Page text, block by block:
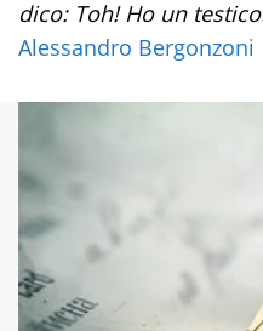
dico: Toh! Ho un
Alessandro Bergonzoni